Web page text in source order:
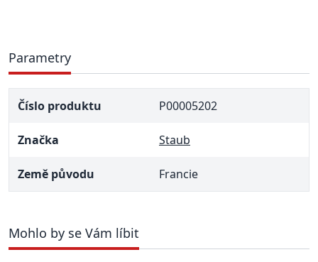
Parametry
Číslo produktu P00005202
Značka Staub
Země původu Francie
Mohlo by se Vám líbit